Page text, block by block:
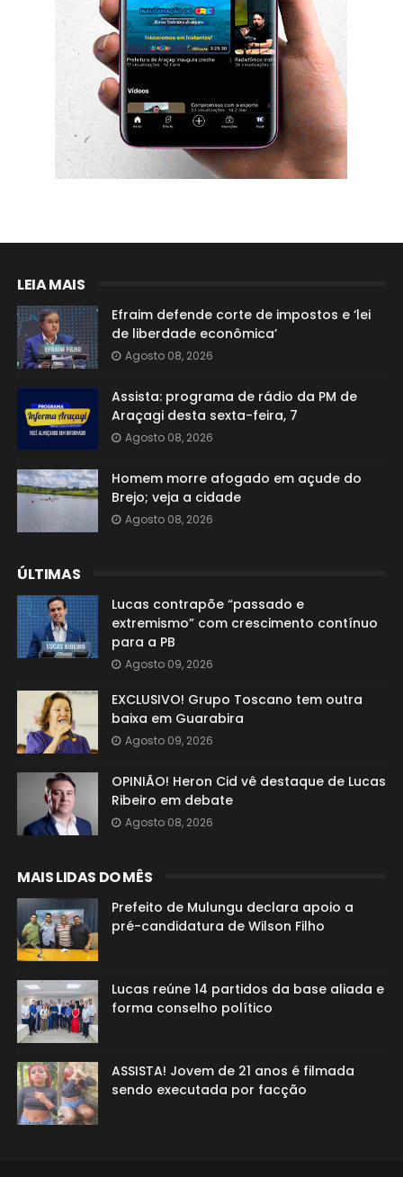
LEIA MAIS
Efraim defende corte de impostos e ‘lei
de liberdade econômica’
Agosto 08, 2026
Assista: programa de rádio da PM de
Araçagi desta sexta-feira, 7
Agosto 08, 2026
Homem morre afogado em açude do
Brejo; veja a cidade
Agosto 08, 2026
ÚLTIMAS
Lucas contrapõe “passado e
extremismo” com crescimento contínuo
para a PB
Agosto 09, 2026
EXCLUSIVO! Grupo Toscano tem outra
baixa em Guarabira
Agosto 09, 2026
OPINIÃO! Heron Cid vê destaque de Lucas
Ribeiro em debate
Agosto 08, 2026
MAIS LIDAS DO MÊS
Prefeito de Mulungu declara apoio a
pré-candidatura de Wilson Filho
Lucas reúne 14 partidos da base aliada e
forma conselho político
ASSISTA! Jovem de 21 anos é filmada
sendo executada por facção